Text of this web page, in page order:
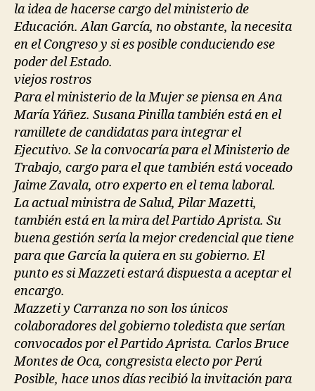
la idea de hacerse cargo del ministerio de
Educación. Alan García, no obstante, la necesita
en el Congreso y si es posible conduciendo ese
poder del Estado.
viejos rostros
Para el ministerio de la Mujer se piensa en Ana
María Yáñez. Susana Pinilla también está en el
ramillete de candidatas para integrar el
Ejecutivo. Se la convocaría para el Ministerio de
Trabajo, cargo para el que también está voceado
Jaime Zavala, otro experto en el tema laboral.
La actual ministra de Salud, Pilar Mazetti,
también está en la mira del Partido Aprista. Su
buena gestión sería la mejor credencial que tiene
para que García la quiera en su gobierno. El
punto es si Mazzeti estará dispuesta a aceptar el
encargo.
Mazzeti y Carranza no son los únicos
colaboradores del gobierno toledista que serían
convocados por el Partido Aprista. Carlos Bruce
Montes de Oca, congresista electo por Perú
Posible, hace unos días recibió la invitación para